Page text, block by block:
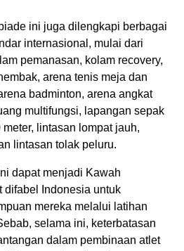
ini juga dilengkapi berbagai
internasional, mulai dari
pemanasan, kolam recovery,
arena tenis meja dan
badminton, arena angkat
multifungsi, lapangan sepak
lintasan lompat jauh,
lintasan tolak peluru.
dapat menjadi Kawah
difabel Indonesia untuk
mereka melalui latihan
selama ini, keterbatasan
dalam pembinaan atlet